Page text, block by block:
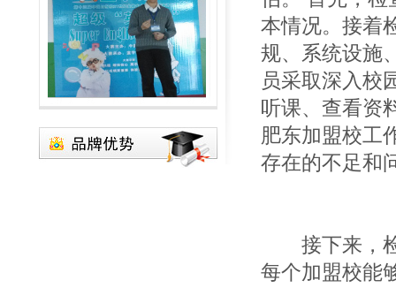
本情况。接着
规、系统设施
员采取深入校
听课、查看资
肥东加盟校工
存在的不足和
接下来，检
每个加盟校能